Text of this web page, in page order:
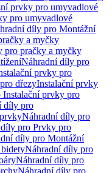
prvky pro umyvadlové
pro umyvadlové
díly pro Montážní
a myčky
pro pračky a myčky
Náhradní díly pro
prvky pro
dřezyInstalační prvky
prvky pro
díly pro
Náhradní díly pro
pro Prvky pro
díly pro Montážní
Náhradní díly pro
Náhradní díly pro
Náhradní díly pro